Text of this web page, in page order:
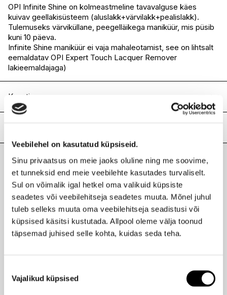
Veebilehel on kasutatud küpsiseid.
Sinu privaatsus on meie jaoks oluline ning me soovime,
et tunneksid end meie veebilehte kasutades turvaliselt.
Sul on võimalik igal hetkel oma valikuid küpsiste
seadetes või veebilehitseja seadetes muuta. Mõnel juhul
tuleb selleks muuta oma veebilehitseja seadistusi või
küpsised käsitsi kustutada. Allpool oleme välja toonud
täpsemad juhised selle kohta, kuidas seda teha.
valik
Vajalikud küpsised
I.L.U. Ülemiste
Ei ole saadaval
I.L.U. Rocca
Ei ole saadaval
I.L.U. Lõunakeskus
Ei ole saadaval
I.L.U. Pärnu
Ei ole saadaval
OPI Infinite Shine on kolmeastmeline tavavalguse käes
kuivav geellakisüsteem (aluslakk+värvilakk+pealislakk).
Tulemuseks värviküllane, peegelläikega maniküür, mis püsib
kuni 10 päeva.
Infinite Shine maniküür ei vaja mahaleotamist, see on lihtsalt
eemaldatav OPI Expert Touch Lacquer Remover
lakieemaldajaga)
Koostis
Ethyl Acetate, Butyl Acetate, Nitrocellulose, Acetyl Tributyl
Stearalkonium Bentonite, Styrene/Acrylates Copolymer,
Benzophenone-1, Silica, Mica, Diacetone Alcohol, Di-HEMA
Trimethylhexyl Dicarbamate, Trimethylpentanediyl
Dibenzoate, Phosphoric Acid, Tin Oxide, Titanium Dioxide
(CI 77891), Iron Oxides (CI 77491), Yellow 5 (CI 19140),
Ferric Ammonium Ferrocyanide (CI 77510), Black 2 [nano]
(CI 77266).
Kaubamärk
OPI
Laokood
H0183307
Ribakood
3616301032175
Viimati vaadatud tooted
OPI
Infinite Shine küünelakk 15ml